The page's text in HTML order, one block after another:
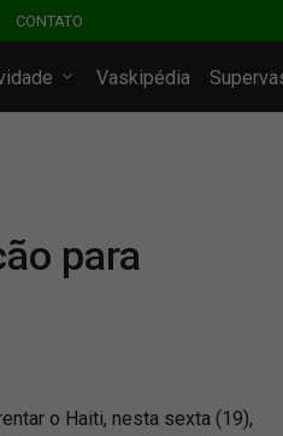
CONTATO
Vaskipédia
para
o Haiti, nesta sexta (19),